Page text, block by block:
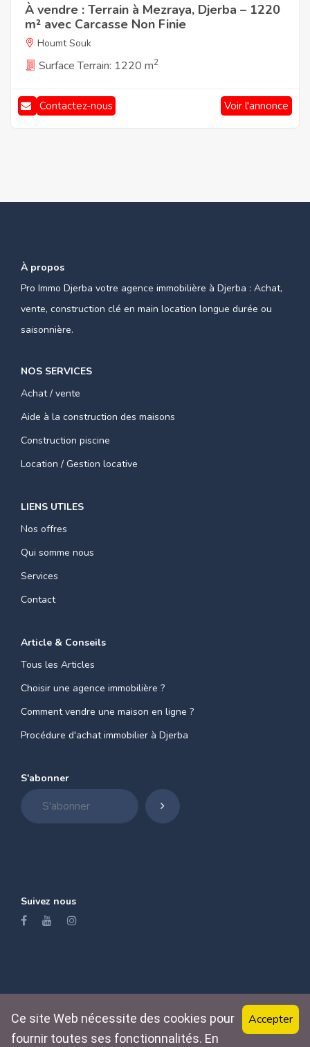
À vendre : Terrain à Mezraya, Djerba – 1220
m² avec Carcasse Non Finie
Houmt Souk
Surface Terrain: 1220 m2
Contactez-nous Voir l'annonce
À propos
Pro Immo Djerba votre agence immobilière à Djerba : Achat,
vente, construction clé en main location longue durée ou
saisonnière.
NOS SERVICES
Achat / vente
Aide à la construction des maisons
Construction piscine
Location / Gestion locative
LIENS UTILES
Nos offres
Qui somme nous
Services
Contact
Article & Conseils
Tous les Articles
Choisir une agence immobilière ?
Comment vendre une maison en ligne ?
Procédure d'achat immobilier à Djerba
S'abonner
Suivez nous
Accueil Propriété Contact A propos
Ce site Web nécessite des cookies pour
fournir toutes ses fonctionnalités. En
Accepter